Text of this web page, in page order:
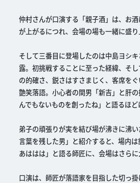
仲村さんが口演する「親子酒」は、お
が上がるにつれ、会場の場も一緒に盛
そして三番目に登場したのは中島ヨシ
露。初挑戦することに至った経緯、そ
の的確さ、鋭さはすさまじく、客席を
艶笑落語。小心者の間男「新吉」と肝
んでもないものを創ったね」と語るほ
弟子の頑張りが実を結び場が沸きに沸
言葉を残した男」と紹介すると、場内
あははは」と語る師匠に、会場はさらに
口演は、師匠が落語家を目指した切っ